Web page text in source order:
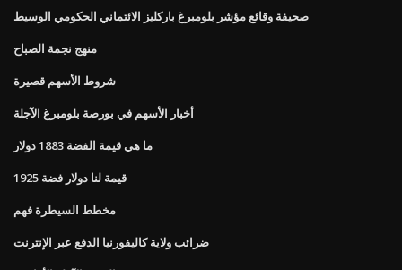
صحيفة وقائع مؤشر بلومبرغ باركليز الائتماني الحكومي الوسيط
منهج نجمة الصباح
شروط الأسهم قصيرة
أخبار الأسهم في بورصة بلومبرغ الآجلة
ما هي قيمة الفضة 1883 دولار
قيمة لنا دولار فضة 1925
مخطط السيطرة فهم
ضرائب ولاية كاليفورنيا الدفع عبر الإنترنت